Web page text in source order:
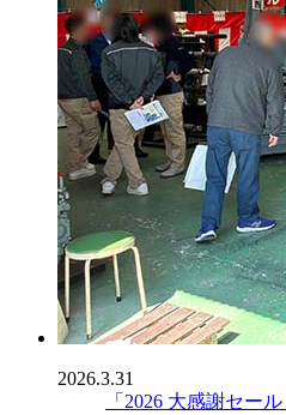
2026.3.31
「2026 大感謝セー